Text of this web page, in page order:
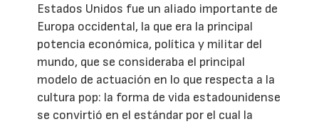
Estados Unidos fue un aliado importante de
Europa occidental, la que era la principal
potencia económica, política y militar del
mundo, que se consideraba el principal
modelo de actuación en lo que respecta a la
cultura pop: la forma de vida estadounidense
se convirtió en el estándar por el cual la